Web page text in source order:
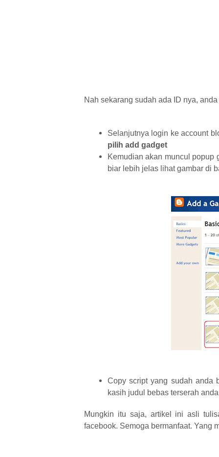
Nah sekarang sudah ada ID nya,
Selanjutnya login ke account
pilih add gadget
Kemudian akan muncul
biar lebih jelas lihat gambar di
Copy script yang sudah
kasih judul bebas terserah
Mungkin itu saja, artikel ini asli
facebook. Semoga bermanfaat. Yang